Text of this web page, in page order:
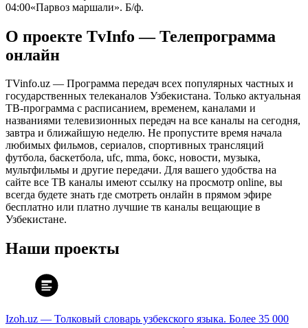
04:00«Парвоз маршали». Б/ф.
О проекте TvInfo — Телепрограмма
онлайн
TVinfo.uz — Программа передач всех популярных частных и
государственных телеканалов Узбекистана. Только актуальная
ТВ-программа с расписанием, временем, каналами и
названиями телевизионных передач на все каналы на сегодня,
завтра и ближайшую неделю. Не пропустите время начала
любимых фильмов, сериалов, спортивных трансляций
футбола, баскетбола, ufc, mma, бокс, новости, музыка,
мультфильмы и другие передачи. Для вашего удобства на
сайте все ТВ каналы имеют ссылку на просмотр online, вы
всегда будете знать где смотреть онлайн в прямом эфире
бесплатно или платно лучшие тв каналы вещающие в
Узбекистане.
Наши проекты
Izoh.uz — Толковый словарь узбекского языка. Более 35 000